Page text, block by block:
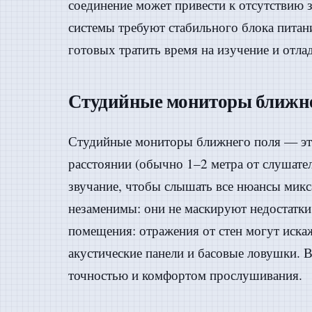
соединение может привести к
системы требуют стабильного блока
готовых тратить время на изучение и
Студийные мониторы
Студийные мониторы ближнего поля —
расстоянии (обычно 1–2 метра от
звучание, чтобы слышать все нюансы
незаменимы: они не маскируют
помещения: отражения от стен могут
акустические панели и басовые
точностью и комфортом прослушивания.